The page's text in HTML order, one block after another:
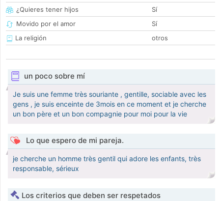
¿Quieres tener hijos
Sí
Movido por el amor
Sí
La religión
otros
un poco sobre mí
Je suis une femme très souriante , gentille, sociable avec les
gens , je suis enceinte de 3mois en ce moment et je cherche
un bon père et un bon compagnie pour moi pour la vie
Lo que espero de mi pareja.
je cherche un homme très gentil qui adore les enfants, très
responsable, sérieux
Los criterios que deben ser respetados